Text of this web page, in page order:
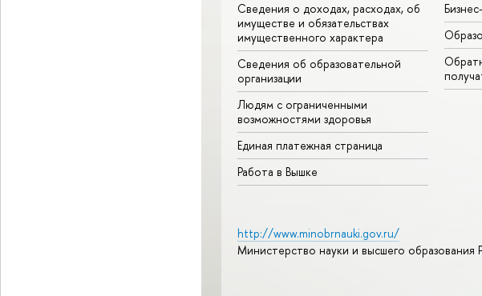
Сведения о доходах, расходах, об
имуществе и обязательствах
имущественного характера
Сведения об образовательной
организации
Людям с ограниченными
возможностями здоровья
Единая платежная страница
Работа в Вышке
http://www.minobrnauki.gov.ru/
Министерство науки и высшего образования